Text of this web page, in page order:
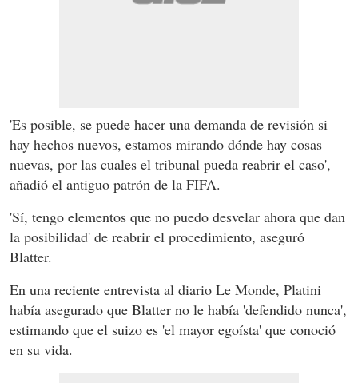
'Es posible, se puede hacer una demanda de revisión si
hay hechos nuevos, estamos mirando dónde hay cosas
nuevas, por las cuales el tribunal pueda reabrir el caso',
añadió el antiguo patrón de la FIFA.
'Sí, tengo elementos que no puedo desvelar ahora que dan
la posibilidad' de reabrir el procedimiento, aseguró
Blatter.
En una reciente entrevista al diario Le Monde, Platini
había asegurado que Blatter no le había 'defendido nunca',
estimando que el suizo es 'el mayor egoísta' que conoció
en su vida.